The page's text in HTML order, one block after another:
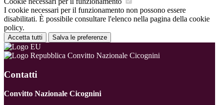
I cookie necessari per il funzionamento non possono essere
disabilitati. È possibile consultare l'elenco nella pagina della cookie
policy.
Accetta tutti Salva le preferenze
Convitto Nazionale Cicognini
Contatti
Convitto Nazionale Cicognini